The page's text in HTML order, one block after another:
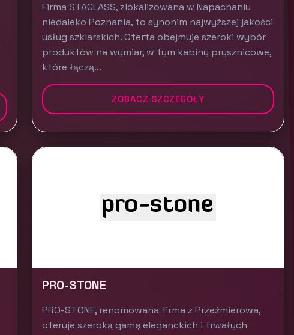
Firma STAGLASS, zlokalizowana w Napachaniu
niedaleko Poznania, to synonim najwyższej jakości
usług szklarskich. Oferta obejmuje szeroki wybór
produktów na wymiar, w tym kabiny prysznicowe,
które łączą...
ZOBACZ SZCZEGÓŁY
PRO-STONE
PRO-STONE, renomowana firma z Przeźmierowa,
oferuje szeroką gamę eleganckich i trwałych